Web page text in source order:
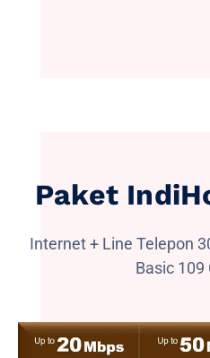
Paket
Internet + Line Telepon
Basic 109